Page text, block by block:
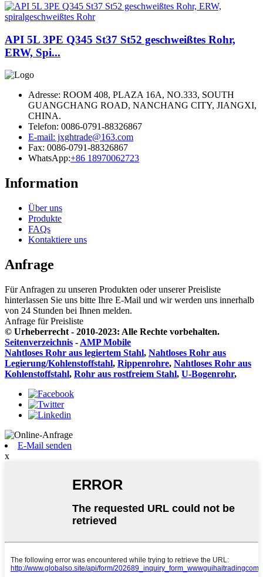
API 5L 3PE Q345 St37 St52 geschweißtes Rohr,
ERW, Spi...
Adresse: ROOM 408, PLAZA 16A, NO.333, SOUTH
GUANGCHANG ROAD, NANCHANG CITY, JIANGXI,
CHINA.
Telefon: 0086-0791-88326867
E-mail: jxghtrade@163.com
Fax: 0086-0791-88326867
WhatsApp:+86 18970062723
Information
Über uns
Produkte
FAQs
Kontaktiere uns
Anfrage
Für Anfragen zu unseren Produkten oder unserer Preisliste
hinterlassen Sie uns bitte Ihre E-Mail und wir werden uns innerhalb
von 24 Stunden bei Ihnen melden.
Anfrage für Preisliste
© Urheberrecht - 2010-2023: Alle Rechte vorbehalten.
Seitenverzeichnis - AMP Mobile
Nahtloses Rohr aus legiertem Stahl, Nahtloses Rohr aus
Legierung/Kohlenstoffstahl, Rippenrohre, Nahtloses Rohr aus
Kohlenstoffstahl, Rohr aus rostfreiem Stahl, U-Bogenrohr,
E-Mail senden
x